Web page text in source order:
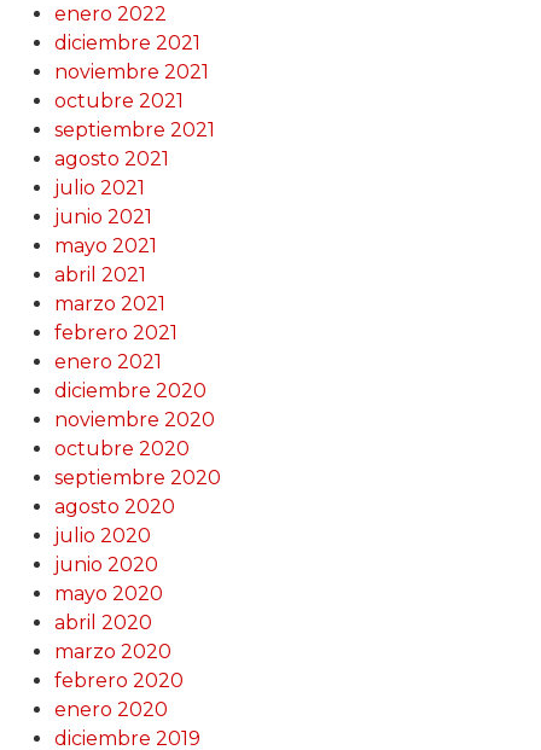
enero 2022
diciembre 2021
noviembre 2021
octubre 2021
septiembre 2021
agosto 2021
julio 2021
junio 2021
mayo 2021
abril 2021
marzo 2021
febrero 2021
enero 2021
diciembre 2020
noviembre 2020
octubre 2020
septiembre 2020
agosto 2020
julio 2020
junio 2020
mayo 2020
abril 2020
marzo 2020
febrero 2020
enero 2020
diciembre 2019